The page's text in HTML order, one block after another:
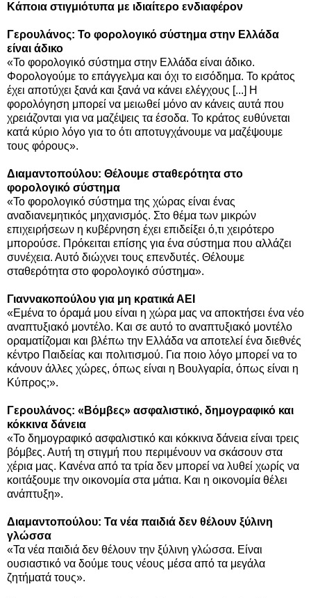
Κάποια στιγμιότυπα με ιδιαίτερο ενδιαφέρον
Γερουλάνος: Το φορολογικό σύστημα στην Ελλάδα
είναι άδικο
«Το φορολογικό σύστημα στην Ελλάδα είναι άδικο.
Φορολογούμε το επάγγελμα και όχι το εισόδημα. Το κράτος
έχει αποτύχει ξανά και ξανά να κάνει ελέγχους [...] Η
φορολόγηση μπορεί να μειωθεί μόνο αν κάνεις αυτά που
χρειάζονται για να μαζέψεις τα έσοδα. Το κράτος ευθύνεται
κατά κύριο λόγο για το ότι αποτυγχάνουμε να μαζέψουμε
τους φόρους».
Διαμαντοπούλου: Θέλουμε σταθερότητα στο
φορολογικό σύστημα
«Το φορολογικό σύστημα της χώρας είναι ένας
αναδιανεμητικός μηχανισμός. Στο θέμα των μικρών
επιχειρήσεων η κυβέρνηση έχει επιδείξει ό,τι χειρότερο
μπορούσε. Πρόκειται επίσης για ένα σύστημα που αλλάζει
συνέχεια. Αυτό διώχνει τους επενδυτές. Θέλουμε
σταθερότητα στο φορολογικό σύστημα».
Γιαννακοπούλου για μη κρατικά ΑΕΙ
«Εμένα το όραμά μου είναι η χώρα μας να αποκτήσει ένα νέο
αναπτυξιακό μοντέλο. Και σε αυτό το αναπτυξιακό μοντέλο
οραματίζομαι και βλέπω την Ελλάδα να αποτελεί ένα διεθνές
κέντρο Παιδείας και πολιτισμού. Για ποιο λόγο μπορεί να το
κάνουν άλλες χώρες, όπως είναι η Βουλγαρία, όπως είναι η
Κύπρος;».
Γερουλάνος: «Βόμβες» ασφαλιστικό, δημογραφικό και
κόκκινα δάνεια
«Το δημογραφικό ασφαλιστικό και κόκκινα δάνεια είναι τρεις
βόμβες. Αυτή τη στιγμή που περιμένουν να σκάσουν στα
χέρια μας. Κανένα από τα τρία δεν μπορεί να λυθεί χωρίς να
κοιτάξουμε την οικονομία στα μάτια. Και η οικονομία θέλει
ανάπτυξη».
Διαμαντοπούλου: Τα νέα παιδιά δεν θέλουν ξύλινη
γλώσσα
«Τα νέα παιδιά δεν θέλουν την ξύλινη γλώσσα. Είναι
ουσιαστικό να δούμε τους νέους μέσα από τα μεγάλα
ζητήματά τους».